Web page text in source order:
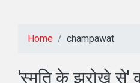
Home champawat
'स्मृति के झरोखे से'